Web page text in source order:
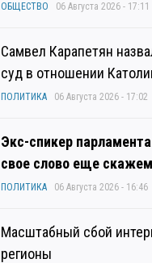
ОБЩЕСТВО 06 Августа 2026 - 17:11
Самвел Карапетян
суд в отношении
ПОЛИТИКА 06 Августа 2026 - 17:02
Экс-спикер
свое слово еще
ПОЛИТИКА 06 Августа 2026 - 16:46
Масштабный сбой
регионы